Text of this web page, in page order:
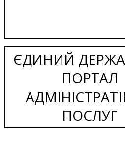
ЄДИНИЙ
ПОРТАЛ
ПОСЛУГ